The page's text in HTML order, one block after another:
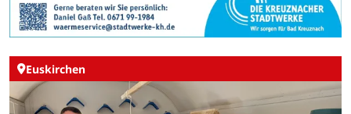
Euskirchen